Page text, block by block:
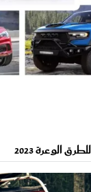
الوعرة 2023